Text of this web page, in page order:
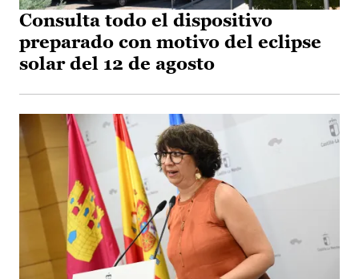
Consulta todo el dispositivo
preparado con motivo del eclipse
solar del 12 de agosto